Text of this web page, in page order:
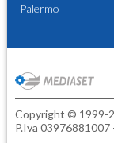
Palermo
Copyright © 1999-
P.Iva